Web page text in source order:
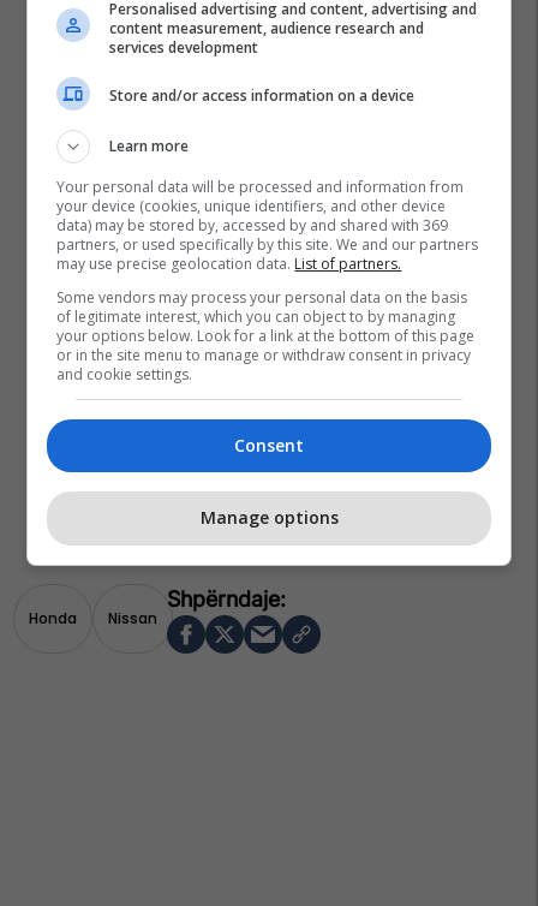
Honda Nissan
Personalised advertising and content, advertising and
content measurement, audience research and
services development
Store and/or access information on a device
Learn more
Your personal data will be processed and information from
your device (cookies, unique identifiers, and other device
data) may be stored by, accessed by and shared with 369
partners, or used specifically by this site. We and our partners
may use precise geolocation data. List of partners.
Some vendors may process your personal data on the basis
of legitimate interest, which you can object to by managing
your options below. Look for a link at the bottom of this page
or in the site menu to manage or withdraw consent in privacy
and cookie settings.
Consent
Manage options